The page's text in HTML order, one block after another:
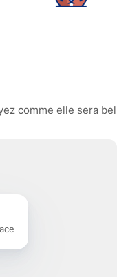
comme elle sera